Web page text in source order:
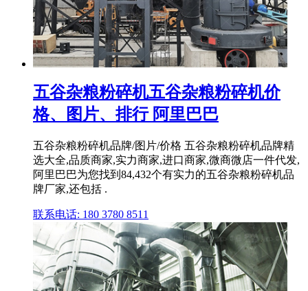
五谷杂粮粉碎机五谷杂粮粉碎机价
格、图片、排行 阿里巴巴
五谷杂粮粉碎机品牌/图片/价格 五谷杂粮粉碎机品牌精
选大全,品质商家,实力商家,进口商家,微商微店一件代发,
阿里巴巴为您找到84,432个有实力的五谷杂粮粉碎机品
牌厂家,还包括 .
联系电话: 180 3780 8511